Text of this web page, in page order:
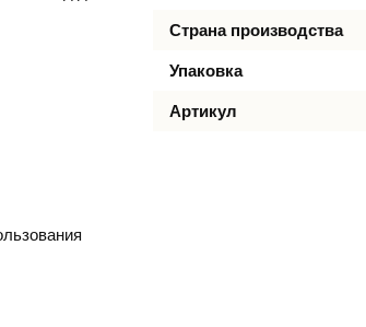
Страна производства
Упаковка
Артикул